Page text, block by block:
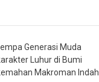
Generasi Muda
Luhur di Bumi
Makroman Indah